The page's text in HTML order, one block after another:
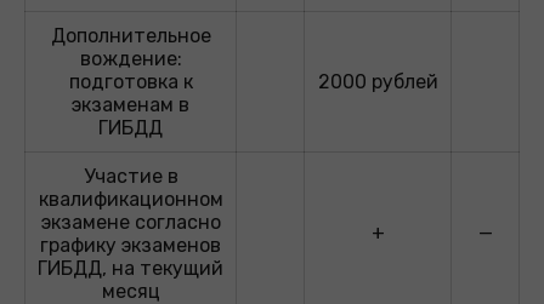
Дополнительное
вождение:
подготовка к
экзаменам в
ГИБДД
2000 рублей
Участие в
квалификационном
экзамене согласно
графику экзаменов
ГИБДД, на текущий
месяц
+ —